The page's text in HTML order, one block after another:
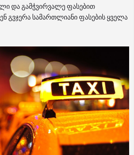
და გამჭვირვალე ფასებით
გვჯერა სამართლიანი ფასების ყველა